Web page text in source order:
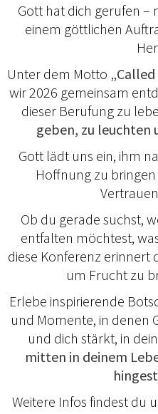
Gott hat dich gerufen –
einem göttlichen
Unter dem Motto
wir 2026 gemeinsam
dieser Berufung zu
geben, zu leuchten
Gott lädt uns ein, ihm
Hoffnung zu
Ob du gerade suchst,
entfalten möchtest,
diese Konferenz erinnert
um Frucht zu
Erlebe inspirierende
und Momente, in denen
und dich stärkt, in
mitten in deinem
Weitere Infos findest du